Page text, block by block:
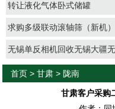
转让液化气体卧式储罐
求购多级联动滚轴筛（新机）
无锡单反相机回收无锡大疆
首页 >甘肃 > 陇南
甘肃客户采购